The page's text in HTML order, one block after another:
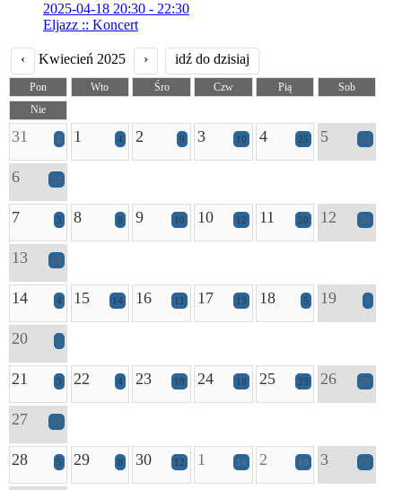
2025-04-18 20:30 - 22:30
Eljazz :: Koncert
‹ Kwiecień 2025 › idź do dzisiaj
Pon Wto Śro Czw Pią
Sob
Nie
31 1 1 4 2 9 3 10 4 25 5 33
6 22
7 3 8 8 9 10 10 12 11 20 12 30
13 26
14 4 15 14 16 11 17 13 18 5 19 5
20 2
21 3 22 4 23 10 24 18 25 23 26 36
27 28
28 5 29 8 30 12 1 14 2 10 3 18